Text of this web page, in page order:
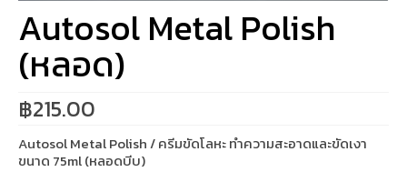
Autosol Metal Polish
(หลอด)
฿215.00
Autosol Metal Polish / ครีมขัดโลหะ ทำความสะอาดและขัดเงา
ขนาด 75ml (หลอดบีบ)